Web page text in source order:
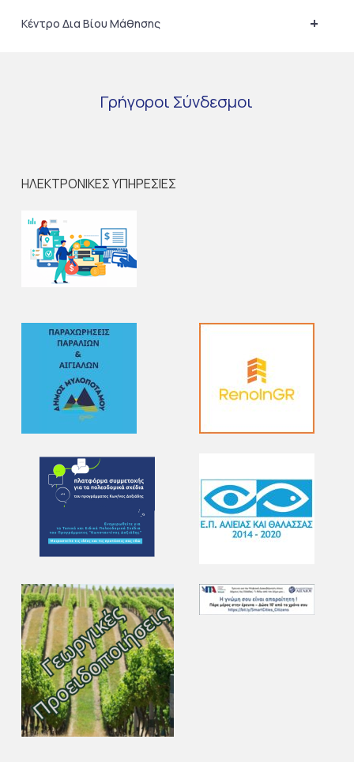
+
Κέντρο Δια Βίου Μάθησης
Γρήγοροι Σύνδεσμοι
ΗΛΕΚΤΡΟΝΙΚΕΣ ΥΠΗΡΕΣΙΕΣ